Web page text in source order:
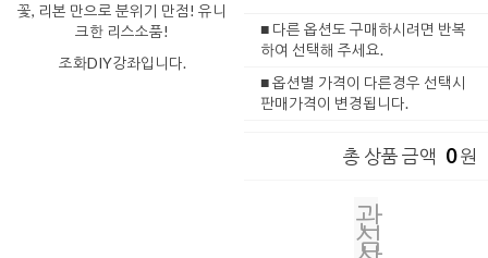
꽃, 리본 만으로 분위기 만점! 유니
크한 리스소품!
조화DIY강좌입니다.
■ 다른 옵션도 구매하시려면 반복
하여 선택해 주세요.
■ 옵션별 가격이 다른경우 선택시
판매가격이 변경됩니다.
총 상품 금액 0원
관
심